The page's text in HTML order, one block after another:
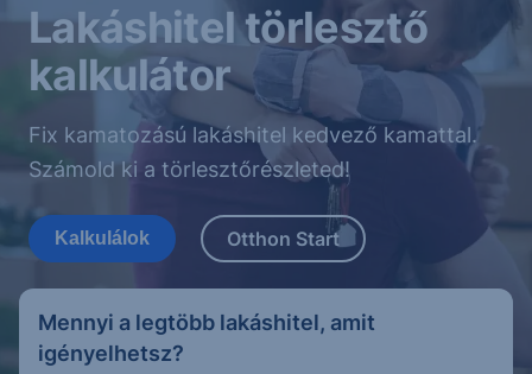
Lakáshitel törlesztő
kalkulátor
Fix kamatozású lakáshitel kedvező kamattal.
Számold ki a törlesztőrészleted!
Kalkulálok Otthon Start
Mennyi a legtöbb lakáshitel, amit
igényelhetsz?